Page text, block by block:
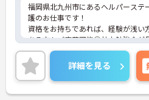
福岡県北九州市にあるヘルパーステ
護のお仕事です！
資格をお持ちであれば、経験が浅い
ある方もご応募可能◎社内勉強会が
であり、スキルを磨くことができま
また、年2回の評価制度でスタッフ
りをしっかり反映！高いモチベーシ
らお仕事に取り組めます☆
ご興味がある方は是非一度マイナビ
詳細を見る